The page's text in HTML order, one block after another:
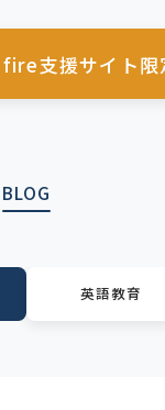
支援サイト限
BLOG
英語教育